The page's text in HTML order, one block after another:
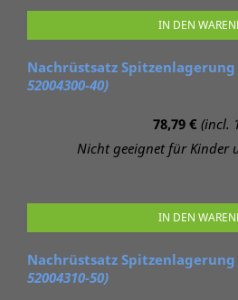
IN DEN
Nachrüstsatz
52004300-40)
78,79 € (incl.
Nicht geeignet für Kinder
IN DEN
Nachrüstsatz
52004310-50)